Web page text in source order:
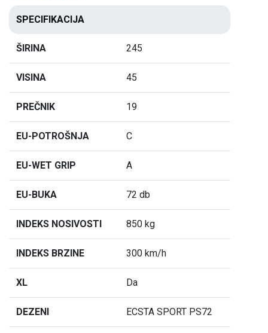
SPECIFIKACIJA
ŠIRINA 245
VISINA 45
PREČNIK 19
EU-POTROŠNJA C
EU-WET GRIP A
EU-BUKA 72 db
INDEKS NOSIVOSTI 850 kg
INDEKS BRZINE 300 km/h
XL Da
DEZENI ECSTA SPORT PS72